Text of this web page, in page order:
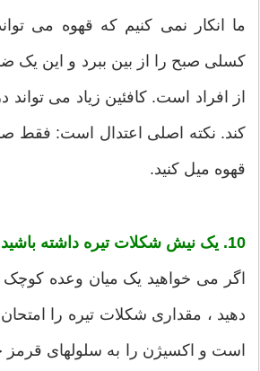
ما انکار نمی کنیم که قهوه می
کسلی صبح را از بین ببرد و این یک
از افراد است. کافئین زیاد می
کند. نکته اصلی اعتدال است: فقط
قهوه میل کنید.
10. یک نیش شکلات تیره داشته باشید:
اگر می خواهید یک میان وعده کوچک
دهید ، مقداری شکلات تیره را
است و اکسیژن را به سلولهای